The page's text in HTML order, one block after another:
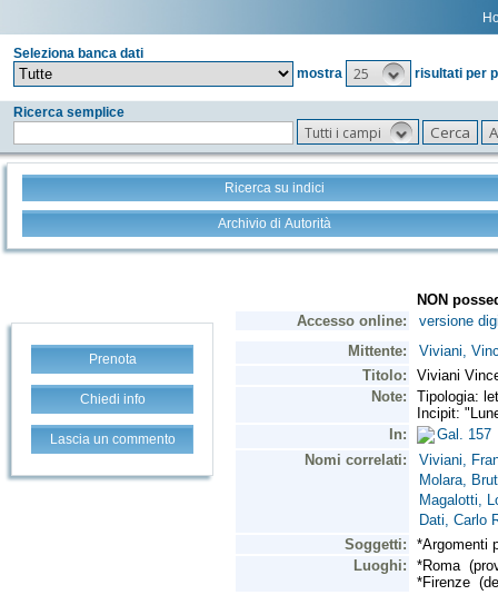
Seleziona banca dati
mostra
25 risultati per
Ricerca semplice
Tutti i campi
Ricerca su indici
Archivio di Autorità
Prenota
Chiedi info
Lascia un commento